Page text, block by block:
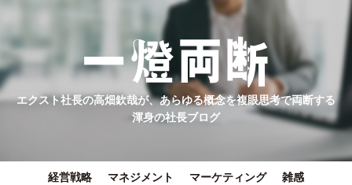
エクスト社長の高畑欽哉が、あらゆる概念を複眼思考で両断する
渾身の社長ブログ
経営戦略 マネジメント マーケティング 雑感